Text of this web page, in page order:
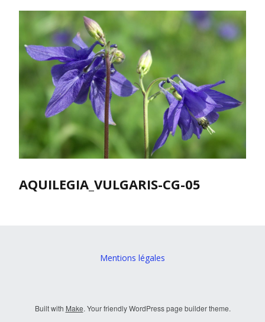
AQUILEGIA_VULGARIS-CG-05
Mentions légales
Built with Make. Your friendly WordPress page builder theme.